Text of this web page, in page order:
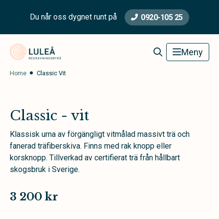
Du når oss dygnet runt på 0920-105 25
Meny
Home Classic Vit
Classic - vit
Klassisk urna av förgängligt vitmålad massivt trä och
fanerad träfiberskiva. Finns med rak knopp eller
korsknopp. Tillverkad av certifierat trä från hållbart
skogsbruk i Sverige.
3 200 kr